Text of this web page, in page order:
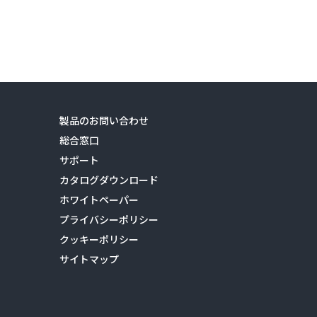
製品のお問い合わせ
総合窓口
サポート
カタログダウンロード
ホワイトペーパー
プライバシーポリシー
クッキーポリシー
サイトマップ